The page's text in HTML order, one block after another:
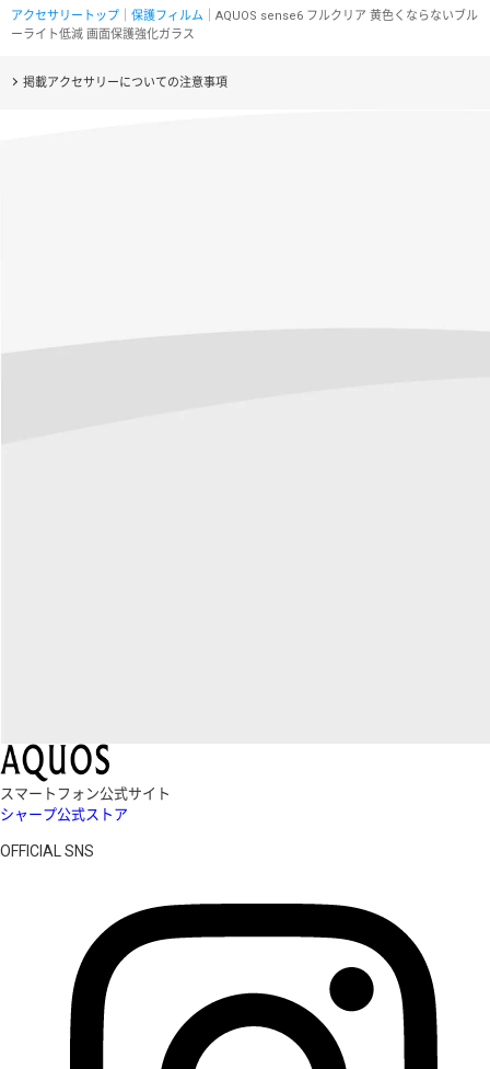
アクセサリートップ 保護フィルム ｜AQUOS sense6 フルクリア 黄色くならないブル
ーライト低減 画面保護強化ガラス
掲載アクセサリーについての注意事項
スマートフォン公式サイト
シャープ公式ストア
OFFICIAL SNS